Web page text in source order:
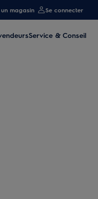
magasin Se connecter
Service & Conseil